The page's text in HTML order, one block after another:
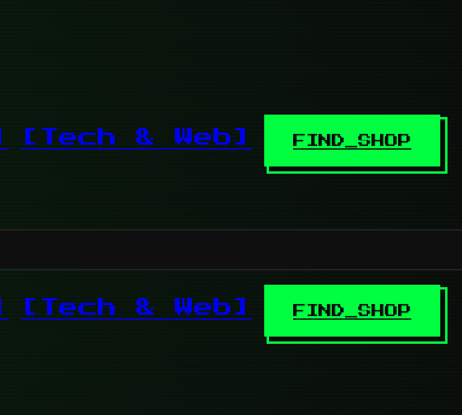
[Tech & Web] FIND_SHOP
[Tech & Web] FIND_SHOP